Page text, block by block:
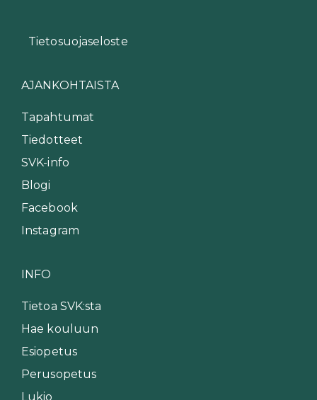
Tietosuojaseloste
AJANKOHTAISTA
Tapahtumat
Tiedotteet
SVK-info
Blogi
Facebook
Instagram
INFO
Tietoa SVK:sta
Hae kouluun
Esiopetus
Perusopetus
Lukio